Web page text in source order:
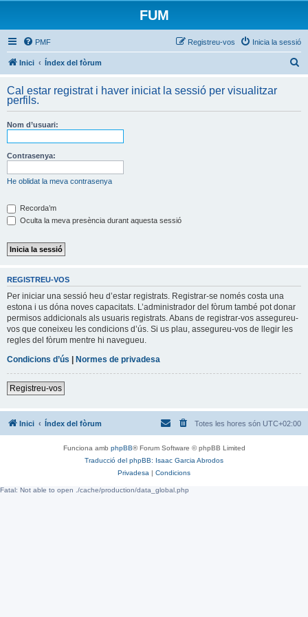
FUM
PMF Inicia la sessió
Registreu-vos
Inici Índex del fòrum
c
Cal estar registrat i haver iniciat la sessió per visualitzar
perfils.
Nom d’usuari:
Contrasenya:
He oblidat la meva contrasenya
Recorda’m
Oculta la meva presència durant aquesta sessió
REGISTREU-VOS
Per iniciar una sessió heu d’estar registrats. Registrar-se només costa una
estona i us dóna noves capacitats. L’administrador del fòrum també pot donar
permisos addicionals als usuaris registrats. Abans de registrar-vos assegureu-
vos que coneixeu les condicions d’ús. Si us plau, assegureu-vos de llegir les
regles del fòrum mentre hi navegueu.
Condicions d’ús | Normes de privadesa
Registreu-vos
Inici Índex del fòrum Totes les hores són UTC+02:00
Funciona amb phpBB® Forum Software © phpBB Limited
Traducció del phpBB: Isaac Garcia Abrodos
Privadesa | Condicions
Fatal: Not able to open ./cache/production/data_global.php